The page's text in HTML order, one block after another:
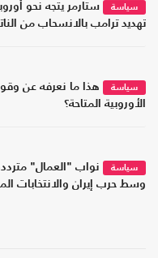
سياسة
ستارمر يتجه نحو
تهديد ترامب بالانسحاب من
سياسة
هذا ما نعرفه عن
الأوروبية المتاحة؟
سياسة
نواب "العمال"
وسط حرب إيران والانتخابات